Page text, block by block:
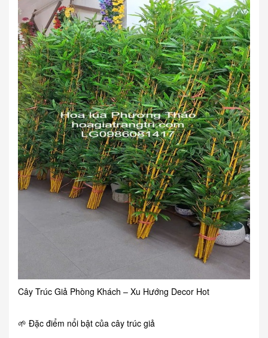
Cây Trúc Giả Phòng Khách – Xu Hướng Decor Hot
🌱 Đặc điểm nổi bật của cây trúc giả